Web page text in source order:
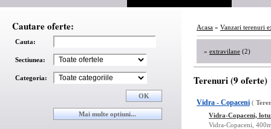
Cautare oferte:
Cauta:
Sectiunea:
Categoria:
Acasa » Vanzari terenuri
» extravilane (2)
Terenuri (9 oferte)
Vidra - Copaceni (
Vidra-Copaceni,
Vidra-Copaceni,